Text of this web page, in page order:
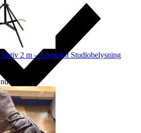
2 m – Komplett Studiobelysning